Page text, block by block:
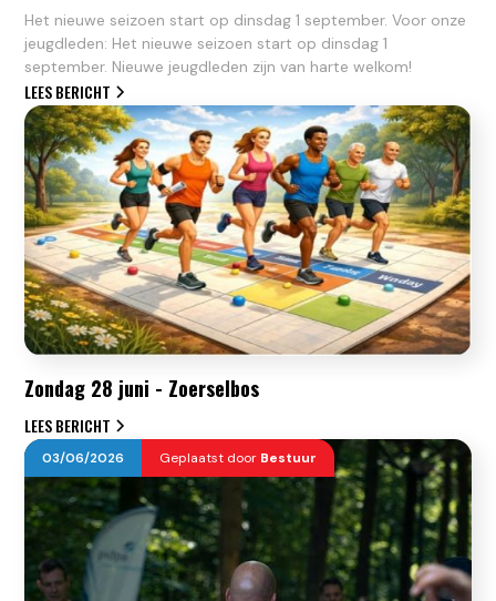
Het nieuwe seizoen start op dinsdag 1 september. Voor onze
jeugdleden: Het nieuwe seizoen start op dinsdag 1
september. Nieuwe jeugdleden zijn van harte welkom!
LEES BERICHT
Zondag 28 juni - Zoerselbos
LEES BERICHT
03/06/2026 Geplaatst door Bestuur